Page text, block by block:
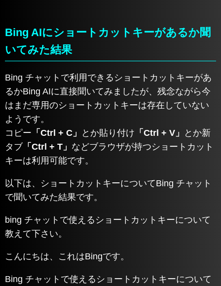
Bing AIにショートカットキーがあるか聞
いてみた結果
Bing チャットで利用できるショートカットキーがあ
るかBing AIに直接聞いてみましたが、残念ながら今
はまだ専用のショートカットキーは存在していない
ようです。
コピー 「Ctrl + C」 とか貼り付け 「Ctrl + V」
とか新
タブ「Ctrl + T」 などブラウザが持つショートカット
キーは利用可能です。
以下は、ショートカットキーについてBing チャット
で聞いてみた結果です。
bing チャットで使えるショートカットキーについて
教えて下さい。
こんにちは、これはBingです。
Bing チャットで使えるショートカットキーについて